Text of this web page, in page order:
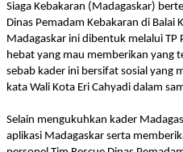
Siaga Kebakaran (Madagaskar)
Dinas Pemadam Kebakaran di Balai
Madagaskar ini dibentuk melalui TP
hebat yang mau memberikan yang
sebab kader ini bersifat sosial yang
kata Wali Kota Eri Cahyadi dalam
Selain mengukuhkan kader
aplikasi Madagaskar serta